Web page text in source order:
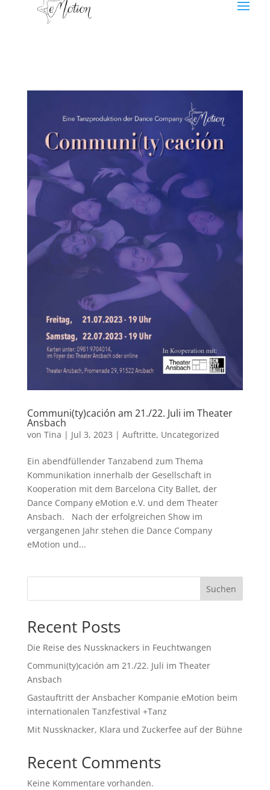
Communi(ty)cación am 21./22. Juli im Theater
Ansbach
von Tina | Jul 3, 2023 | Auftritte, Uncategorized
Ein abendfüllender Tanzabend zum Thema
Kommunikation innerhalb der Gesellschaft in
Kooperation mit dem Barcelona City Ballet, der
Dance Company eMotion e.V. und dem Theater
Ansbach. Nach der erfolgreichen Show im
vergangenen Jahr stehen die Dance Company
eMotion und...
Suchen
Recent Posts
Die Reise des Nussknackers in Feuchtwangen
Communi(ty)cación am 21./22. Juli im Theater
Ansbach
Gastauftritt der Ansbacher Kompanie eMotion beim
internationalen Tanzfestival +Tanz
Mit Nussknacker, Klara und Zuckerfee auf der Bühne
Recent Comments
Keine Kommentare vorhanden.